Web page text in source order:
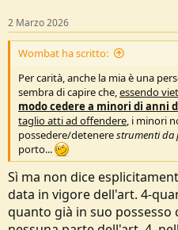
s
:
2 Marzo 2026
Wombat ha scritto:
Per carità, anche la mia è una
sembra di capire che,essendo
modo cedere a minori di anni
taglio atti ad offendere, i minori
possedere/detenerestrumenti da
porto...
Sì ma non dice
data in vigore dell'art. 4-
quanto già in suo possesso